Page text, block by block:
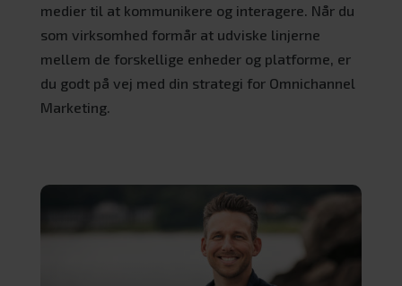
medier til at kommunikere og interagere. Når du
som virksomhed formår at udviske linjerne
mellem de forskellige enheder og platforme, er
du godt på vej med din strategi for Omnichannel
Marketing.